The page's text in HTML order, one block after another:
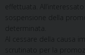
effettuata.
sospensione della
determinata.
Al cessare della causa
scrutinato per la